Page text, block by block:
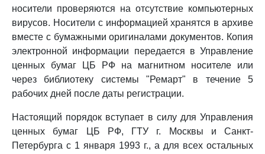
носители проверяются на отсутствие компьютерных
вирусов. Носители с информацией хранятся в архиве
вместе с бумажными оригиналами документов. Копия
электронной информации передается в Управление
ценных бумаг ЦБ РФ на магнитном носителе или
через библиотеку системы "Ремарт" в течение 5
рабочих дней после даты регистрации.
Настоящий порядок вступает в силу для Управления
ценных бумаг ЦБ РФ, ГТУ г. Москвы и Санкт-
Петербурга с 1 января 1993 г., а для всех остальных